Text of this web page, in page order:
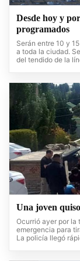
Desde hoy y
programados
Serán entre 10 y
a toda la ciudad.
del tendido de la
Una joven
Ocurrió ayer por la
emergencia para
La policía llegó